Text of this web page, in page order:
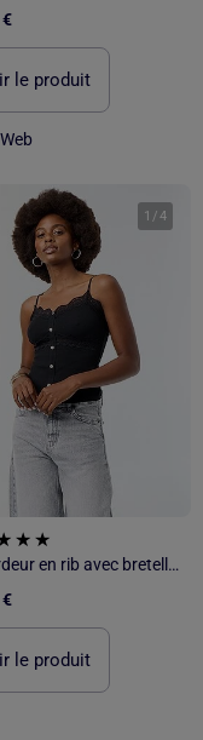
€
le produit
1 /4
Débardeur en rib avec bretelles
€
le produit